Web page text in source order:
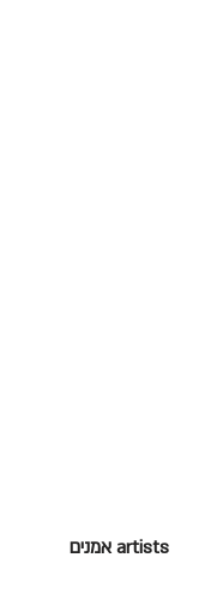
artists אמנים